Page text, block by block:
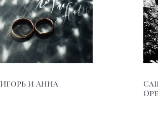
Игорь и Анна